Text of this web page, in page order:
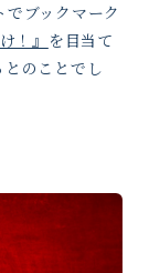
ブックマーク
！』 を目当て
のことでし